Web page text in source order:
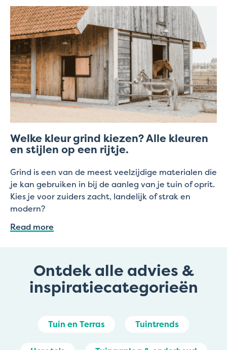
Welke kleur grind kiezen? Alle kleuren
en stijlen op een rijtje.
Grind is een van de meest veelzijdige materialen die
je kan gebruiken in bij de aanleg van je tuin of oprit.
Kies je voor zuiders zacht, landelijk of strak en
modern?
Read more
Ontdek alle advies &
inspiratiecategorieën
Tuin en Terras Tuintrends